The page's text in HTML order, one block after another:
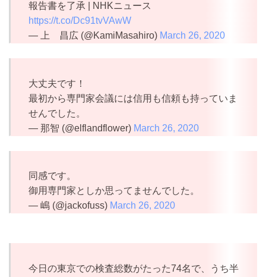
報告書を了承 | NHKニュース
https://t.co/Dc91tvVAwW
— 上 昌広 (@KamiMasahiro) March 26, 2020
大丈夫です！
最初から専門家会議には信用も信頼も持っていま
せんでした。
— 那智 (@elflandflower) March 26, 2020
同感です。
御用専門家としか思ってませんでした。
— 嶋 (@jackofuss) March 26, 2020
今日の東京での検査総数がたった74名で、うち半